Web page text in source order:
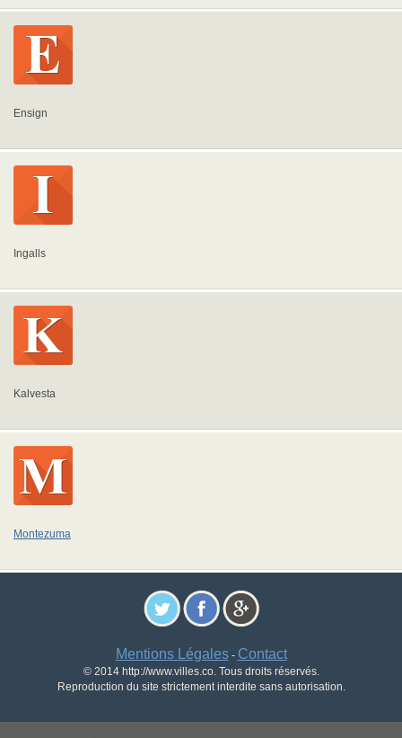
Ensign
Ingalls
Kalvesta
Montezuma
Mentions Légales- Contact
© 2014 http://www.villes.co. Tous droits réservés.
Reproduction du site strictement interdite sans autorisation.